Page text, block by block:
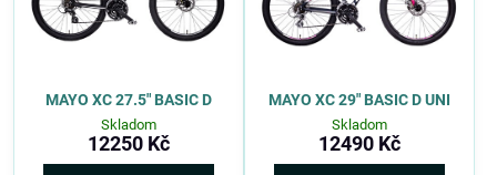
MAYO XC 27.5" BASIC D
Skladom
12250 Kč
MAYO XC 29" BASIC D UNI
Skladom
12490 Kč